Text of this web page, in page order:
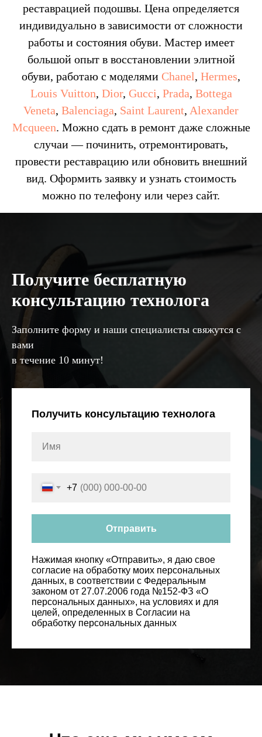
реставрацией подошвы. Цена определяется
индивидуально в зависимости от сложности
работы и состояния обуви. Мастер имеет
большой опыт в восстановлении элитной
обуви, работаю с моделями Chanel, Hermes,
Louis Vuitton, Dior, Gucci, Prada, Bottega
Veneta, Balenciaga, Saint Laurent, Alexander
Mcqueen. Можно сдать в ремонт даже сложные
случаи — починить, отремонтировать,
провести реставрацию или обновить внешний
вид. Оформить заявку и узнать стоимость
можно по телефону или через сайт.
Получите бесплатную
консультацию технолога
Заполните форму и наши специалисты свяжутся с
вами
в течение 10 минут!
Получить консультацию технолога
+7
Отправить
Нажимая кнопку «Отправить», я даю свое
согласие на обработку моих персональных
данных, в соответствии с Федеральным
законом от 27.07.2006 года №152-ФЗ «О
персональных данных», на условиях и для
целей, определенных в Согласии на
обработку персональных данных